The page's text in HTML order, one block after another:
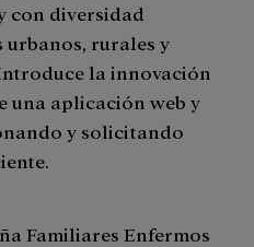
con diversidad
rurales y
la innovación
una aplicación web y
y solicitando
Familiares Enfermos